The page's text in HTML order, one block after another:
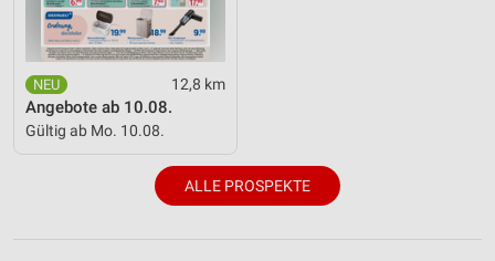
12,8 km
Angebote ab 10.08.
Gültig ab Mo. 10.08.
ALLE PROSPEKTE